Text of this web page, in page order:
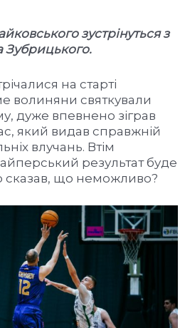
зустрінуться з
на старті
волиняни святкували
дуже впевнено зіграв
який видав справжній
влучань. Втім
результат буде
сказав, що неможливо?